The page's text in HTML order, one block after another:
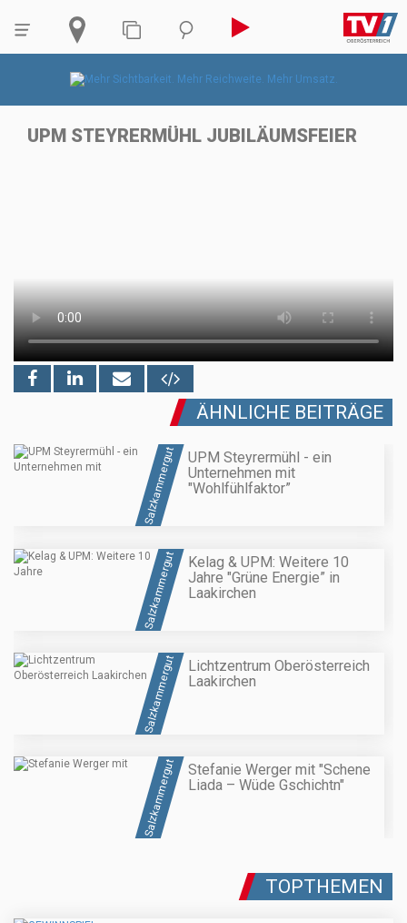
UPM STEYRERMÜHL JUBILÄUMSFEIER
ÄHNLICHE BEITRÄGE
Salzkammergut
UPM Steyrermühl - ein
Unternehmen mit
"Wohlfühlfaktor”
Salzkammergut
Kelag & UPM: Weitere 10
Jahre "Grüne Energie” in
Laakirchen
Salzkammergut
Lichtzentrum Oberösterreich
Laakirchen
Salzkammergut
Stefanie Werger mit "Schene
Liada – Wüde Gschichtn"
TOPTHEMEN